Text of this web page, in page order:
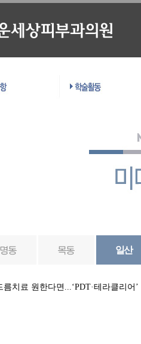
명동 목동 일산
치료 원한다면...‘PDT·테라클리어